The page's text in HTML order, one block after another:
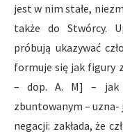
jest w nim stałe,
także do Stwórcy.
próbują ukazywać
formuje się jak figury
– dop. A. M] – jak
zbuntowanym – uzna-
negacji: zakłada, że